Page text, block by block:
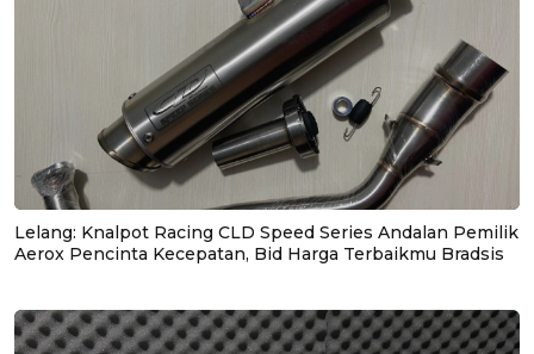
Lelang: Knalpot Racing CLD Speed Series Andalan Pemilik
Aerox Pencinta Kecepatan, Bid Harga Terbaikmu Bradsis